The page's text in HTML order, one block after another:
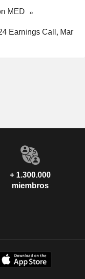
MED
Earnings Call, Mar
+ 1.300.000
miembros